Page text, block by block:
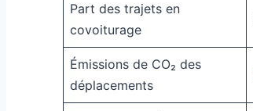
Part des trajets en
covoiturage
Émissions de CO₂ des
déplacements